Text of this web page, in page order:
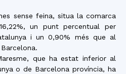
sense feina, situa la comarca
un punt percentual per
i un 0,90% més que al
que ha estat inferior al
o de Barcelona província, ha